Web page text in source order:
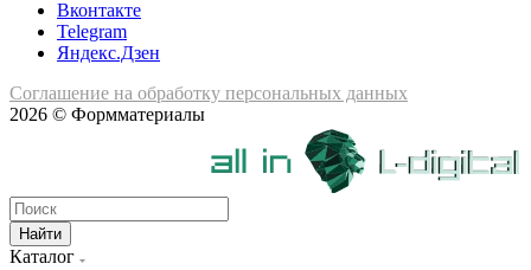
Вконтакте
Telegram
Яндекс.Дзен
Соглашение на обработку персональных данных
2026 © Формматериалы
Найти
Каталог